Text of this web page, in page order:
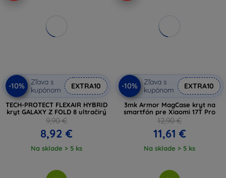
-10%
Zľava s
kupónom
EXTRA10
TECH-PROTECT FLEXAIR HYBRID
kryt GALAXY Z FOLD 8 ultračirý
9,90 €
8,92 €
Na sklade > 5 ks
-10%
Zľava s
kupónom
EXTRA10
3mk Armor MagCase kryt na
smartfón pre Xiaomi 17T Pro
12,90 €
11,61 €
Na sklade > 5 ks